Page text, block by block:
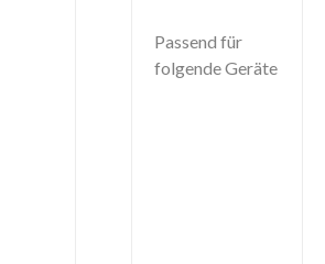
Passend für
folgende Geräte